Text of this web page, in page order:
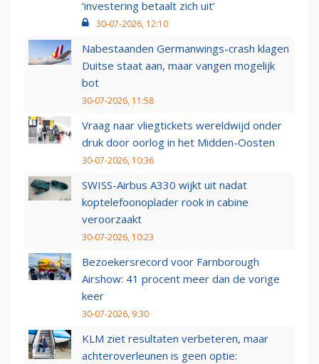
‘investering betaalt zich uit’
30-07-2026, 12:10
Nabestaanden Germanwings-crash klagen
Duitse staat aan, maar vangen mogelijk
bot
30-07-2026, 11:58
Vraag naar vliegtickets wereldwijd onder
druk door oorlog in het Midden-Oosten
30-07-2026, 10:36
SWISS-Airbus A330 wijkt uit nadat
koptelefoonoplader rook in cabine
veroorzaakt
30-07-2026, 10:23
Bezoekersrecord voor Farnborough
Airshow: 41 procent meer dan de vorige
keer
30-07-2026, 9:30
KLM ziet resultaten verbeteren, maar
achteroverleunen is geen optie: